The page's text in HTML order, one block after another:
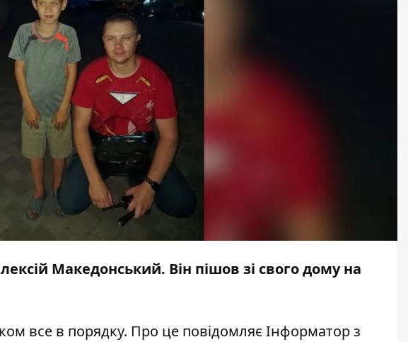
Македонський. Він пішов зі свого дому на
все в порядку. Про це повідомляє Інформаторз